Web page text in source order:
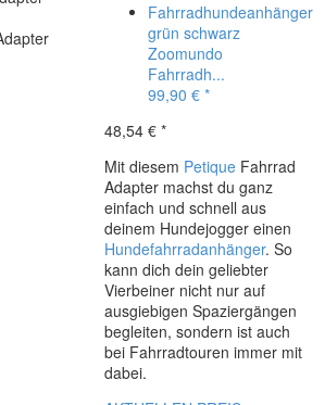
Zoomundo
Fahrradh...
99,90 € *
48,54 € *
Mit diesem Petique Fahrrad
Adapter machst du ganz
einfach und schnell aus
deinem Hundejogger einen
Hundefahrradanhänger. So
kann dich dein geliebter
Vierbeiner nicht nur auf
ausgiebigen Spaziergängen
begleiten, sondern ist auch
bei Fahrradtouren immer mit
dabei.